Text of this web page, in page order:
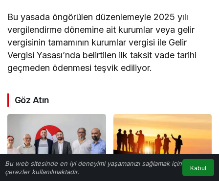
Bu yasada öngörülen düzenlemeyle 2025 yılı
vergilendirme dönemine ait kurumlar veya gelir
vergisinin tamamının kurumlar vergisi ile Gelir
Vergisi Yasası’nda belirtilen ilk taksit vade tarihi
geçmeden ödenmesi teşvik ediliyor.
Göz Atın
Bu web sitesinde en iyi deneyimi yaşamanızı sağlamak için
çerezler kullanılmaktadır.
Kabul
Anasayfa Hesabım